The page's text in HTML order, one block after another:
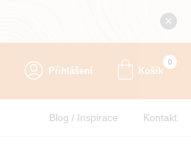
Přihlášení Košík
0
Blog / Inspirace Kontakt